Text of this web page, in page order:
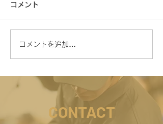
外国人材採用で”日本人社
か？現場で起きる心理的
コメント
コメントを追加…
CONTACT